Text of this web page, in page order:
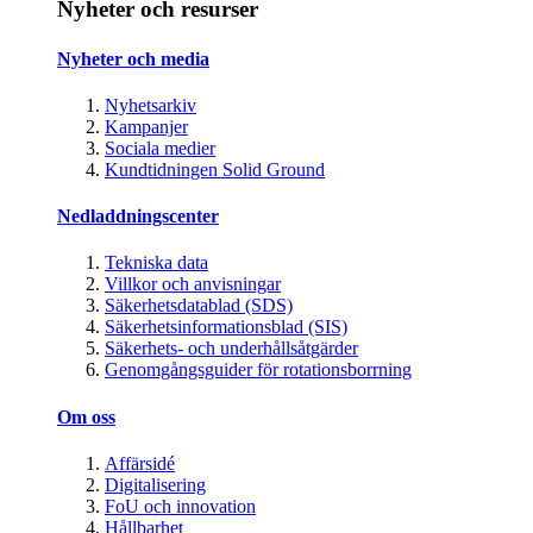
Nyheter och resurser
Nyheter och media
Nyhetsarkiv
Kampanjer
Sociala medier
Kundtidningen Solid Ground
Nedladdningscenter
Tekniska data
Villkor och anvisningar
Säkerhetsdatablad (SDS)
Säkerhetsinformationsblad (SIS)
Säkerhets- och underhållsåtgärder
Genomgångsguider för rotationsborrning
Om oss
Affärsidé
Digitalisering
FoU och innovation
Hållbarhet